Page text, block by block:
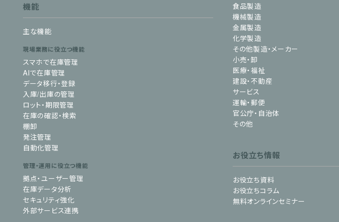
機能
主な機能
現場業務に役立つ機能
スマホで在庫管理
AIで在庫管理
データ移行・登録
入庫/出庫の管理
ロット・期限管理
在庫の確認・検索
棚卸
発注管理
自動化管理
管理・運用に役立つ機能
拠点・ユーザー管理
在庫データ分析
セキュリティ強化
外部サービス連携
食品製造
機械製造
金属製造
化学製造
その他製造・メーカー
小売・卸
医療・福祉
建設・不動産
サービス
運輸・郵便
官公庁・自治体
その他
お役立ち情報
お役立ち資料
お役立ちコラム
無料オンラインセミナー